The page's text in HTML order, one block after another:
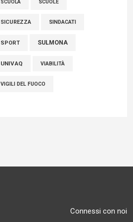
SCUOLA SCUOLE
SICUREZZA SINDACATI
SPORT SULMONA
UNIVAQ VIABILITÀ
VIGILI DEL FUOCO
Connessi con noi